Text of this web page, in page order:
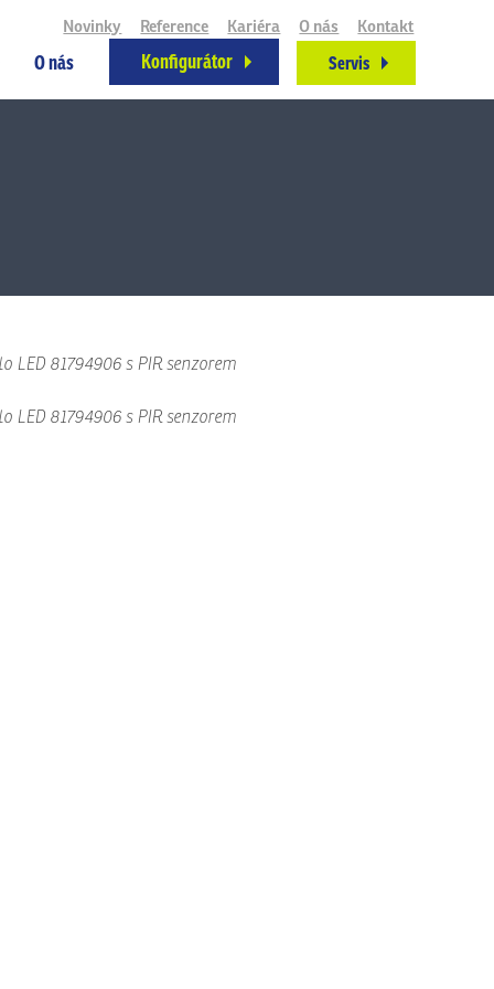
O nás Konfigurátor Servis
Novinky Reference Kariéra O nás Kontakt